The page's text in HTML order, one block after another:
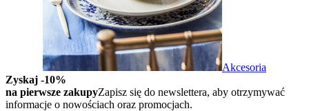
Akcesoria
Zyskaj -10%
na pierwsze zakupyZapisz się do newslettera, aby otrzymywać
informacje o nowościach oraz promocjach.